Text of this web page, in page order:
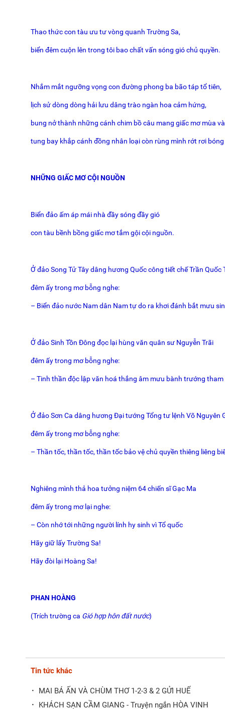
Thao thức con tàu ưu tư vòng quanh Trường Sa,
biển đêm cuộn lên trong tôi bao chất vấn sóng gió chủ quyền.
Nhắm mắt ngưỡng vọng con đường phong ba bão táp tổ tiên,
lịch sử dòng dòng hải lưu dâng trào ngàn hoa cảm hứng,
bung nở thành những cánh chim bồ câu mang giấc mơ mùa
tung bay khắp cánh đồng nhân loại còn rùng mình rớt rơi
NHỮNG GIẤC MƠ CỘI NGUỒN
Biển đảo ấm áp mái nhà đầy sóng đầy gió
con tàu bềnh bồng giấc mơ tắm gội cội nguồn.
Ở đảo Song Tử Tây dâng hương Quốc công tiết chế Trần Quốc
đêm ấy trong mơ bỗng nghe:
– Biển đảo nước Nam dân Nam tự do ra khơi đánh bắt mưu
Ở đảo Sinh Tồn Đông đọc lại hùng văn quân sư Nguyễn Trãi
đêm ấy trong mơ bỗng nghe:
– Tinh thần độc lập văn hoá thắng âm mưu bành trướng
Ở đảo Sơn Ca dâng hương Đại tướng Tổng tư lệnh Võ Nguyên
đêm ấy trong mơ bỗng nghe:
– Thần tốc, thần tốc, thần tốc bảo vệ chủ quyền thiêng liêng
Nghiêng mình thả hoa tưởng niệm 64 chiến sĩ Gạc Ma
đêm ấy trong mơ lại nghe:
– Còn nhớ tới những người lính hy sinh vì Tổ quốc
Hãy giữ lấy Trường Sa!
Hãy đòi lại Hoàng Sa!
PHAN HOÀNG
(Trích trường ca Gió hợp hôn đất nước)
Tin tức khác
· MAI BÁ ẤN VÀ CHÙM THƠ 1-2-3 & 2 GỬI HUẾ
· KHÁCH SẠN CẦM GIANG - Truyện ngắn HÒA VINH